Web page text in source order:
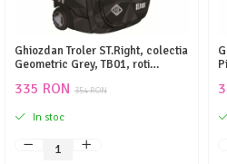
Ghiozdan Troler ST.Right, colectia
Geometric Grey, TB01, roti
354 RON
335 RON
In stoc